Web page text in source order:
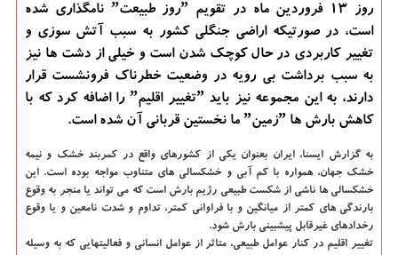
روز 13 فروردین ماه در تقویم ˮروز طبیعتˮ نامگذاری شده
است، در صورتیکه اراضی جنگلی کشور به سبب آتش سوزی و
تغییر کاربردی در حال کوچک شدن است و خیلی از دشت ها نیز
به سبب برداشت بی رویه در وضعیت خطرناک فرونشست قرار
دارند، به این مجموعه نیز باید ˮتغییر اقلیمˮ را اضافه کرد که با
کاهش بارش ها ˮزمینˮ ما نخستین قربانی آن شده است.
به گزارش ایسنا، ایران بعنوان یکی از کشورهای واقع در کمربند خشک و نیمه
خشک جهان، همواره با کم آبی و خشکسالی های متناوب مواجه بوده است. این
خشکسالی ها ناشی از شکست طبیعی رژیم بارش است که می تواند یا منجر به وقوع
بارندگی های کمتر از میانگین و با فراوانی کمتر، تداوم و شدت نامعین و یا وقوع
رخدادهای غیرقابل پیشبینی بارش شود.
تغییر اقلیم در کنار عوامل طبیعی، متاثر از عوامل انسانی و فعالیتهایی که به وسیله